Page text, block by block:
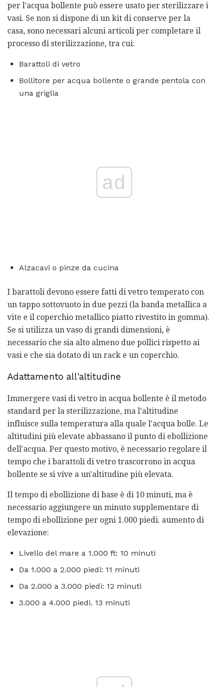
per l'acqua bollente può essere usato per sterilizzare i
vasi. Se non si dispone di un kit di conserve per la
casa, sono necessari alcuni articoli per completare il
processo di sterilizzazione, tra cui:
Barattoli di vetro
Bollitore per acqua bollente o grande pentola con
una griglia
ad
Alzacavi o pinze da cucina
I barattoli devono essere fatti di vetro temperato con
un tappo sottovuoto in due pezzi (la banda metallica a
vite e il coperchio metallico piatto rivestito in gomma).
Se si utilizza un vaso di grandi dimensioni, è
necessario che sia alto almeno due pollici rispetto ai
vasi e che sia dotato di un rack e un coperchio.
Adattamento all'altitudine
Immergere vasi di vetro in acqua bollente è il metodo
standard per la sterilizzazione, ma l'altitudine
influisce sulla temperatura alla quale l'acqua bolle. Le
altitudini più elevate abbassano il punto di ebollizione
dell'acqua. Per questo motivo, è necessario regolare il
tempo che i barattoli di vetro trascorrono in acqua
bollente se si vive a un'altitudine più elevata.
Il tempo di ebollizione di base è di 10 minuti, ma è
necessario aggiungere un minuto supplementare di
tempo di ebollizione per ogni 1.000 piedi. aumento di
elevazione:
Livello del mare a 1.000 ft: 10 minuti
Da 1.000 a 2.000 piedi: 11 minuti
Da 2.000 a 3.000 piedi: 12 minuti
3.000 a 4.000 piedi. 13 minuti